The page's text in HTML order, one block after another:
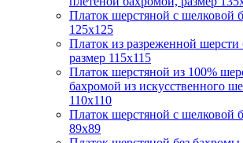
Платок шерстяной с шелковой
125x125
Платок из разреженной шерсти
размер 115х115
Платок шерстяной из 100%
бахромой из искусственного
110х110
Платок шерстяной с шелковой
89x89